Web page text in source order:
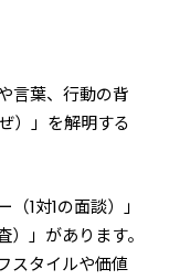
言葉、行動の背
）」を解明する
1対1の面談）」
」があります。
スタイルや価値